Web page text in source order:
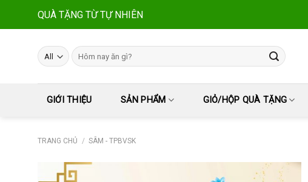
QUÀ TẶNG TỪ TỰ NHIÊN
Tìm
kiếm:
GIỚI THIỆU SẢN PHẨM GIỎ/HỘP QUÀ TẶNG
TRANG CHỦ / SÂM - TPBVSK